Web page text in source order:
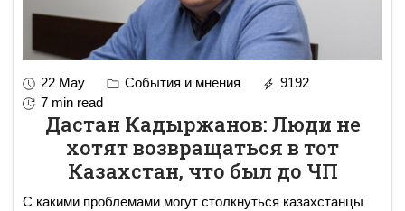
22 May События и мнения
9192
7 min read
Дастан Кадыржанов: Люди не
хотят возвращаться в тот
Казахстан, что был до ЧП
С какими проблемами могут столкнуться казахстанцы